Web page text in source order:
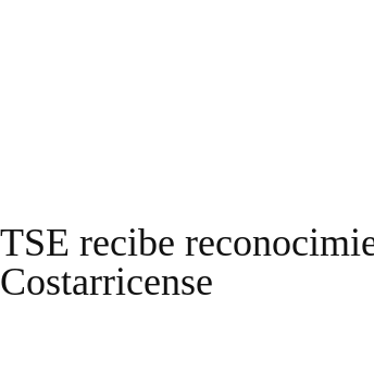
TSE recibe
Costarricense